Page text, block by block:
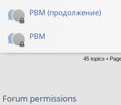
РВМ (продолжение)
РВМ
45 topics •
Forum permissions